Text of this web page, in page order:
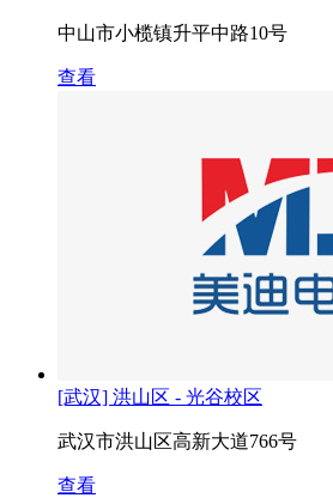
中山市小榄镇升平中路10号
查看
[武汉] 洪山区 - 光谷校区
武汉市洪山区高新大道766号
查看